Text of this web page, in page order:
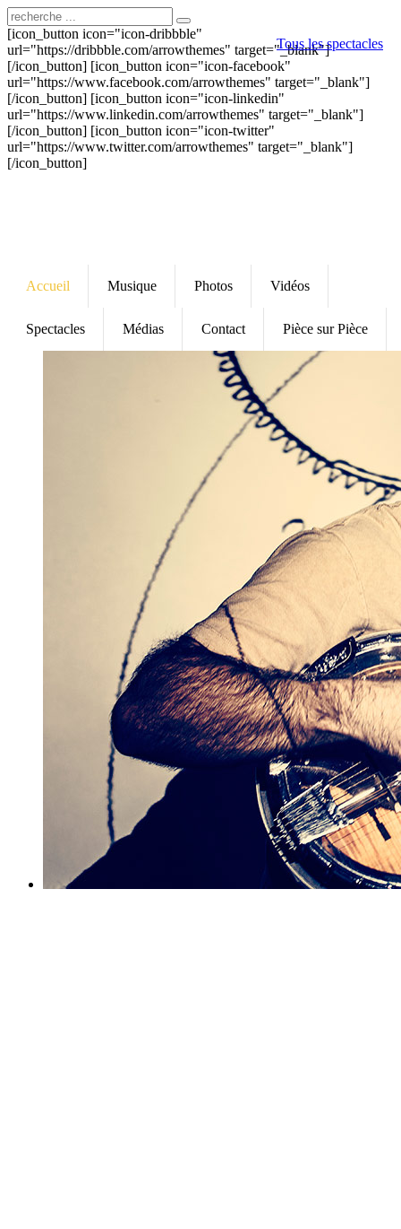
[icon_button icon="icon-dribbble"
url="https://dribbble.com/arrowthemes" target="_blank"]
[/icon_button] [icon_button icon="icon-facebook"
url="https://www.facebook.com/arrowthemes" target="_blank"]
[/icon_button] [icon_button icon="icon-linkedin"
url="https://www.linkedin.com/arrowthemes" target="_blank"]
[/icon_button] [icon_button icon="icon-twitter"
url="https://www.twitter.com/arrowthemes" target="_blank"]
[/icon_button]
Accueil Musique Photos Vidéos
Spectacles Médias Contact Pièce sur Pièce
Tous les spectacles